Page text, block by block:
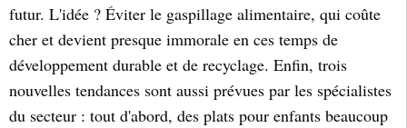
futur. L'idée ? Éviter le gaspillage alimentaire, qui coûte
cher et devient presque immorale en ces temps de
développement durable et de recyclage. Enfin, trois
nouvelles tendances sont aussi prévues par les spécialistes
du secteur : tout d'abord, des plats pour enfants beaucoup